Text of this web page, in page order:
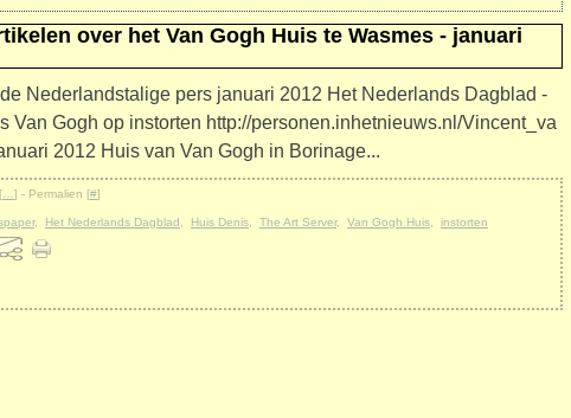
over het Van Gogh Huis te Wasmes - januari
Nederlandstalige pers januari 2012 Het Nederlands Dagblad -
Van Gogh op instorten http://personen.inhetnieuws.nl/Vincent_va
2012 Huis van Van Gogh in Borinage...
] - Permalien [#]
, Het Nederlands Dagblad Huis Denis The Art Server, Van Gogh Huis instorten